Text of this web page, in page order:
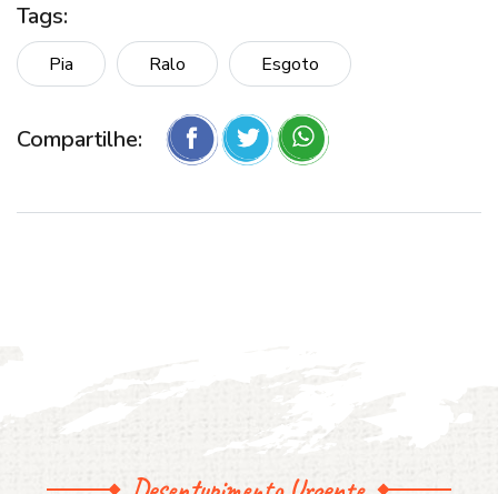
Tags:
Pia Ralo Esgoto
Compartilhe: